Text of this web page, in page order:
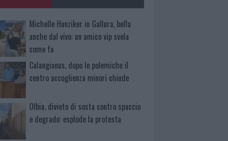
Michelle Hunziker in Gallura, bella
anche dal vivo: un amico vip svela
come fa
Calangianus, dopo le polemiche il
centro accoglienza minori chiude
Olbia, divieto di sosta contro spaccio
e degrado: esplode la protesta